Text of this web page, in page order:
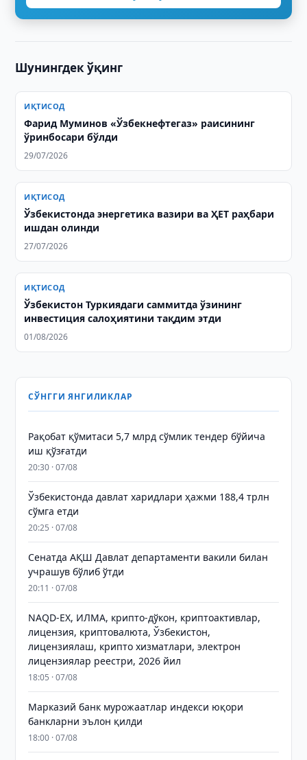
Шунингдек ўқинг
ИҚТИСОД
Фарид Муминов «Ўзбекнефтегаз» раисининг
ўринбосари бўлди
29/07/2026
ИҚТИСОД
Ўзбекистонда энергетика вазири ва ҲЕТ раҳбари
ишдан олинди
27/07/2026
ИҚТИСОД
Ўзбекистон Туркиядаги саммитда ўзининг
инвестиция салоҳиятини тақдим этди
01/08/2026
СЎНГГИ ЯНГИЛИКЛАР
Рақобат қўмитаси 5,7 млрд сўмлик тендер бўйича
иш қўзғатди
20:30 · 07/08
Ўзбекистонда давлат харидлари ҳажми 188,4 трлн
сўмга етди
20:25 · 07/08
Сенатда АҚШ Давлат департаменти вакили билан
учрашув бўлиб ўтди
20:11 · 07/08
NAQD-EX, ИЛМА, крипто-дўкон, криптоактивлар,
лицензия, криптовалюта, Ўзбекистон,
лицензиялаш, крипто хизматлари, электрон
лицензиялар реестри, 2026 йил
18:05 · 07/08
Марказий банк мурожаатлар индекси юқори
банкларни эълон қилди
18:00 · 07/08